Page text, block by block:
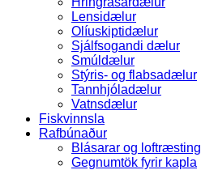
Lensidælur
Olíuskiptidælur
Sjálfsogandi dælur
Smúldælur
Stýris- og flabsadælur
Tannhjóladælur
Vatnsdælur
Fiskvinnsla
Rafbúnaður
Blásarar og loftræsting
Gegnumtök fyrir kapla